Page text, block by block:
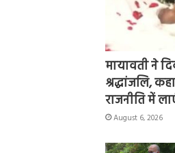
मायावती ने
श्रद्धांजलि,
राजनीति में
August 6, 2026